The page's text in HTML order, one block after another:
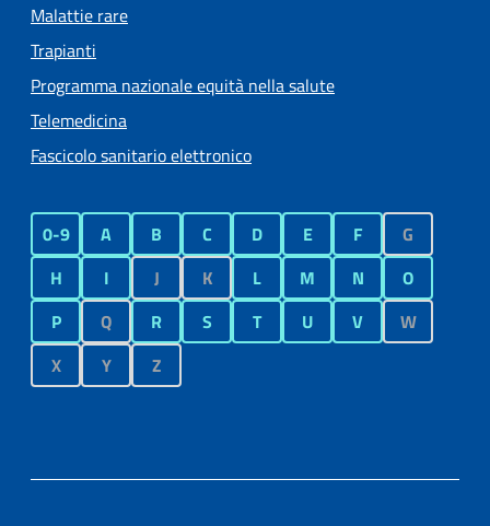
Malattie rare
Trapianti
Programma nazionale equità nella salute
Telemedicina
Fascicolo sanitario elettronico
0-9 A B C D E F
G
H
I J K L M N
O
P
Q R S T U V
W
X
Y Z